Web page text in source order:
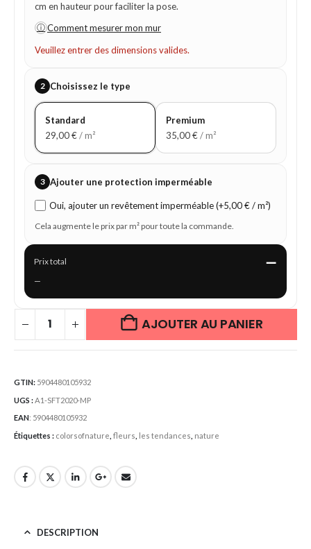
cm en hauteur pour faciliter la pose.
ⓘ Comment mesurer mon mur
Veuillez entrer des dimensions valides.
2 Choisissez le type
Standard
29,00€/ m²
Premium
35,00€/ m²
3 Ajouter une protection imperméable
Oui, ajouter un revêtement imperméable (+5,00 € / m²)
Cela augmente le prix par m² pour toute la commande.
Prix total —
—
AJOUTER AU PANIER
GTIN: 5904480105932
UGS :A1-SFT2020-MP
EAN: 5904480105932
Étiquettes : colorsofnature fleurs les tendances nature
DESCRIPTION